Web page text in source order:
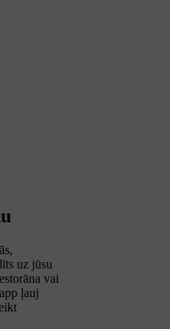
uz jūsu
vai
ļauj